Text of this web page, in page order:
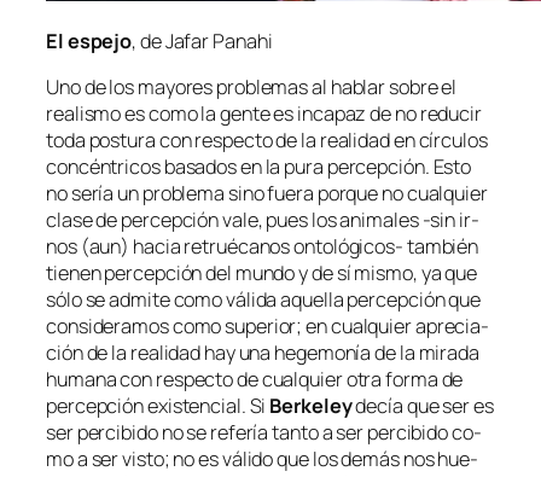
El es­pe­jo, de Jafar Panahi
Uno de los ma­yo­res pro­ble­mas al ha­blar so­bre el
rea­lis­mo es co­mo la gen­te es in­ca­paz de no re­du­cir
to­da pos­tu­ra con res­pec­to de la reali­dad en círcu­los
con­cén­tri­cos ba­sa­dos en la pu­ra per­cep­ción. Esto
no se­ría un pro­ble­ma sino fue­ra por­que no cual­quier
cla­se de per­cep­ción va­le, pues los ani­ma­les ‑sin ir­
nos (aun) ha­cia re­trué­ca­nos ontológicos- tam­bién
tie­nen per­cep­ción del mun­do y de sí mis­mo, ya que
só­lo se ad­mi­te co­mo vá­li­da aque­lla per­cep­ción que
con­si­de­ra­mos co­mo su­pe­rior; en cual­quier apre­cia­
ción de la reali­dad hay una he­ge­mo­nía de la mi­ra­da
hu­ma­na con res­pec­to de cual­quier otra for­ma de
per­cep­ción exis­ten­cial. Si Berkeleyde­cía que ser es
ser per­ci­bi­do no se re­fe­ría tan­to a ser per­ci­bi­do co­
moa ser vis­to; no es vá­li­do que los de­más nos hue­